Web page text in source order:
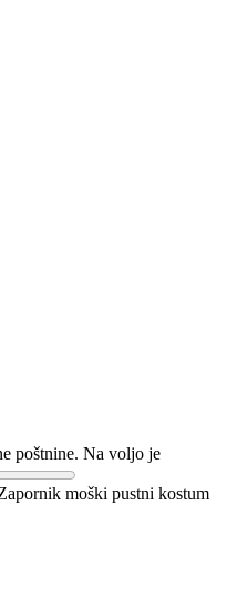
poštnine. Na voljo je
moški pustni kostum